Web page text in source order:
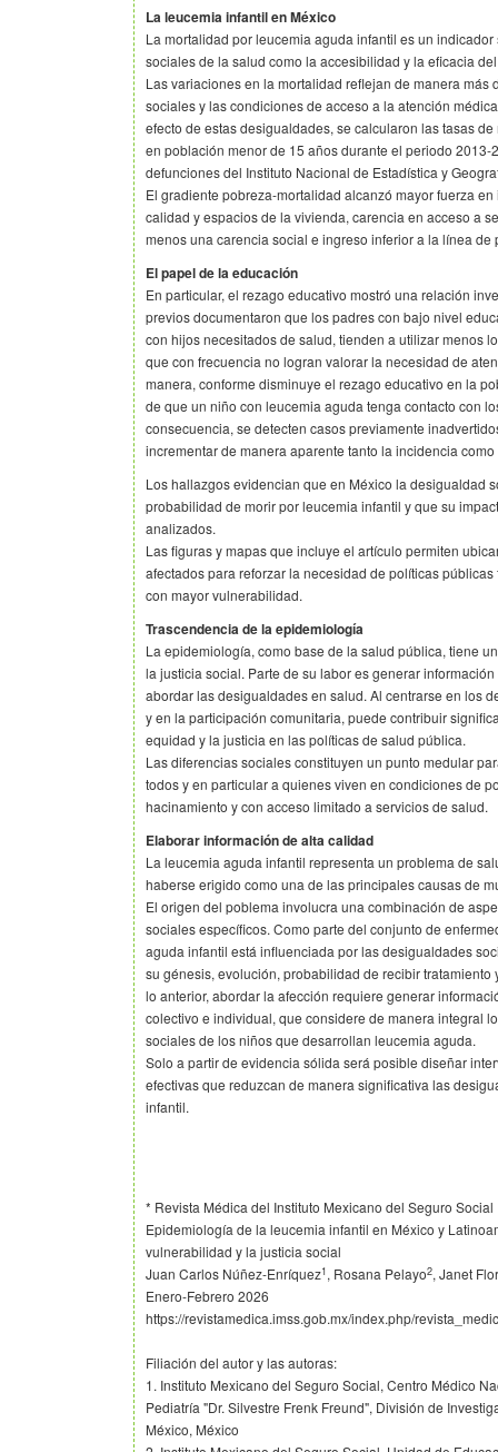
La leucemia infantil en México
La mortalidad por leucemia aguda infantil es un
sociales de la salud como la accesibilidad y la eficacia
Las variaciones en la mortalidad reflejan de manera más
sociales y las condiciones de acceso a la atención
efecto de estas desigualdades, se calcularon las tasas
en población menor de 15 años durante el periodo 2013-
defunciones del Instituto Nacional de Estadística y
El gradiente pobreza-mortalidad alcanzó mayor fuerza
calidad y espacios de la vivienda, carencia en acceso a
menos una carencia social e ingreso inferior a la línea de
El papel de la educación
En particular, el rezago educativo mostró una relación
previos documentaron que los padres con bajo nivel
con hijos necesitados de salud, tienden a utilizar menos
que con frecuencia no logran valorar la necesidad de
manera, conforme disminuye el rezago educativo en la
de que un niño con leucemia aguda tenga contacto con
consecuencia, se detecten casos previamente
incrementar de manera aparente tanto la incidencia
Los hallazgos evidencian que en México la desigualdad
probabilidad de morir por leucemia infantil y que su
analizados.
Las figuras y mapas que incluye el artículo permiten
afectados para reforzar la necesidad de políticas
con mayor vulnerabilidad.
Trascendencia de la epidemiología
La epidemiología, como base de la salud pública, tiene
la justicia social. Parte de su labor es generar
abordar las desigualdades en salud. Al centrarse en los
y en la participación comunitaria, puede contribuir
equidad y la justicia en las políticas de salud pública.
Las diferencias sociales constituyen un punto medular
todos y en particular a quienes viven en condiciones de
hacinamiento y con acceso limitado a servicios de salud.
Elaborar información de alta calidad
La leucemia aguda infantil representa un problema de
haberse erigido como una de las principales causas de
El origen del poblema involucra una combinación de
sociales específicos. Como parte del conjunto de
aguda infantil está influenciada por las desigualdades
su génesis, evolución, probabilidad de recibir tratamiento
lo anterior, abordar la afección requiere generar
colectivo e individual, que considere de manera integral
sociales de los niños que desarrollan leucemia aguda.
Solo a partir de evidencia sólida será posible diseñar
efectivas que reduzcan de manera significativa las
infantil.
* Revista Médica del Instituto Mexicano del Seguro Social
Epidemiología de la leucemia infantil en México y
vulnerabilidad y la justicia social
Juan Carlos Núñez-Enríquez1 , Rosana Pelayo2, Janet
Enero-Febrero 2026
https://revistamedica.imss.gob.mx/index.php/
Filiación del autor y las autoras:
1. Instituto Mexicano del Seguro Social, Centro Médico
Pediatría "Dr. Silvestre Frenk Freund", División de
México, México